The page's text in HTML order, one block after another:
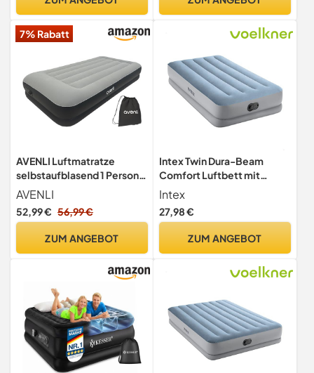
USB-Luftpumpe, max. 136
selbstaufblandes Bett
7% Rabatt
AVENLI Luftmatratze
selbstaufblasend 1 Person
191x99x36cm Twin-Size
AVENLI
52,99 € 56,99 €
ZUM ANGEBOT
Intex Twin Dura-Beam
Comfort Luftbett mit
Fastfill USB-Pumpe,
aufgeblasene Größe: 99 cm
x 191 cm x 36 cm (64157)
Intex
27,98 €
ZUM ANGEBOT